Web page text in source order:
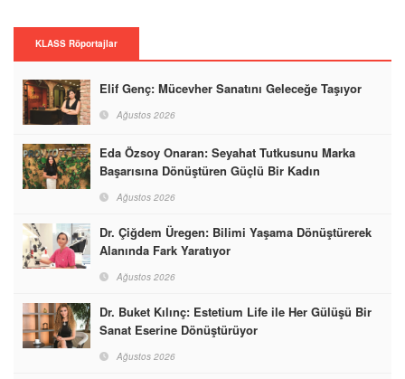
KLASS Röportajlar
Elif Genç: Mücevher Sanatını Geleceğe Taşıyor
Ağustos 2026
Eda Özsoy Onaran: Seyahat Tutkusunu Marka
Başarısına Dönüştüren Güçlü Bir Kadın
Ağustos 2026
Dr. Çiğdem Üregen: Bilimi Yaşama Dönüştürerek
Alanında Fark Yaratıyor
Ağustos 2026
Dr. Buket Kılınç: Estetium Life ile Her Gülüşü Bir
Sanat Eserine Dönüştürüyor
Ağustos 2026